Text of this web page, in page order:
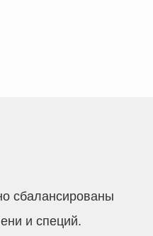
сбалансированы
и специй.